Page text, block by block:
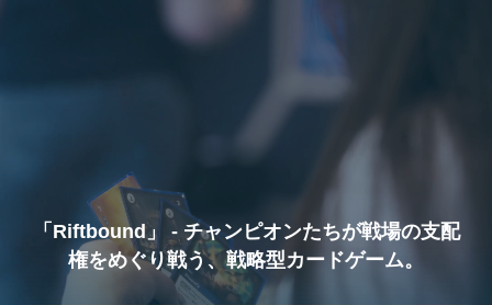
「Riftbound」 - チャンピオンたちが戦場の支配
権をめぐり戦う、戦略型カードゲーム。